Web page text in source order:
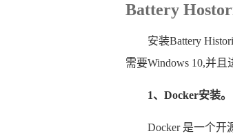
Battery
安装Battery
需要Windows 10,并且
1、Docker安装。
Docker 是一个开